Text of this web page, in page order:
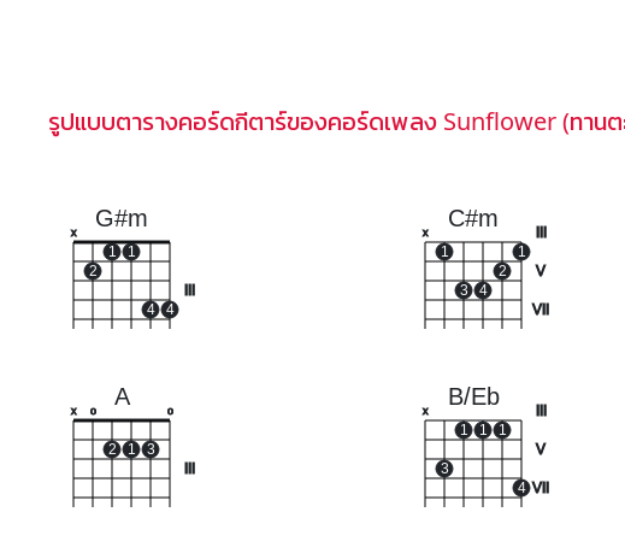
รูปแบบตารางคอร์ดกีตาร์ของคอร์ดเพลง Sunflower (ทานต
G#m
x
2
1 1
4 4
C#m
V
VII
x
1
3 4
2
1
A
x o
2 1 3
o
B/Eb
V
VII
x
3
1 1 1
4